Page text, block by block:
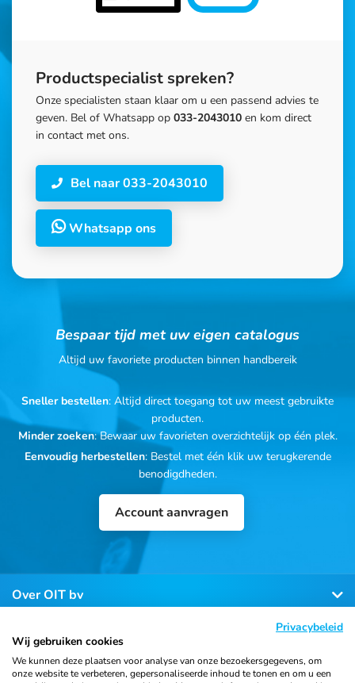
Productspecialist spreken?
Onze specialisten staan klaar om u een passend advies te
geven. Bel of Whatsapp op 033-2043010 en kom direct
in contact met ons.
Bel naar 033-2043010
Whatsapp ons
Bespaar tijd met uw eigen catalogus
Altijd uw favoriete producten binnen handbereik
Sneller bestellen: Altijd direct toegang tot uw meest gebruikte
producten.
Minder zoeken: Bewaar uw favorieten overzichtelijk op één plek.
Eenvoudig herbestellen: Bestel met één klik uw terugkerende
benodigdheden.
Account aanvragen
Over OIT bv
Klantenservice
Privacybeleid
Wij gebruiken cookies
We kunnen deze plaatsen voor analyse van onze bezoekersgegevens, om
onze website te verbeteren, gepersonaliseerde inhoud te tonen en om u een